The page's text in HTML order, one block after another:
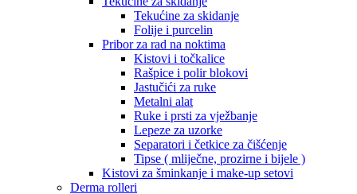
Tekućine za skidanje
Folije i purcelin
Pribor za rad na noktima
Kistovi i točkalice
Rašpice i polir blokovi
Jastučići za ruke
Metalni alat
Ruke i prsti za vježbanje
Lepeze za uzorke
Separatori i četkice za čišćenje
Tipse ( mliječne, prozirne i bijele )
Kistovi za šminkanje i make-up setovi
Derma rolleri